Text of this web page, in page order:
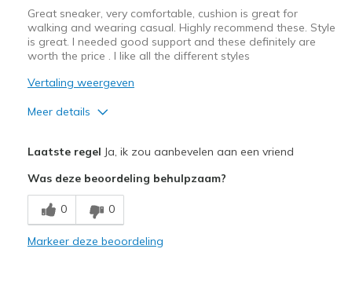
Great sneaker, very comfortable, cushion is great for
walking and wearing casual. Highly recommend these. Style
is great. I needed good support and these definitely are
worth the price . I like all the different styles
Vertaling weergeven
Meer details
Comfortable
Durable
Laatste regel Ja, ik zou aanbevelen aan een vriend
Was deze beoordeling behulpzaam?
0 0
Markeer deze beoordeling